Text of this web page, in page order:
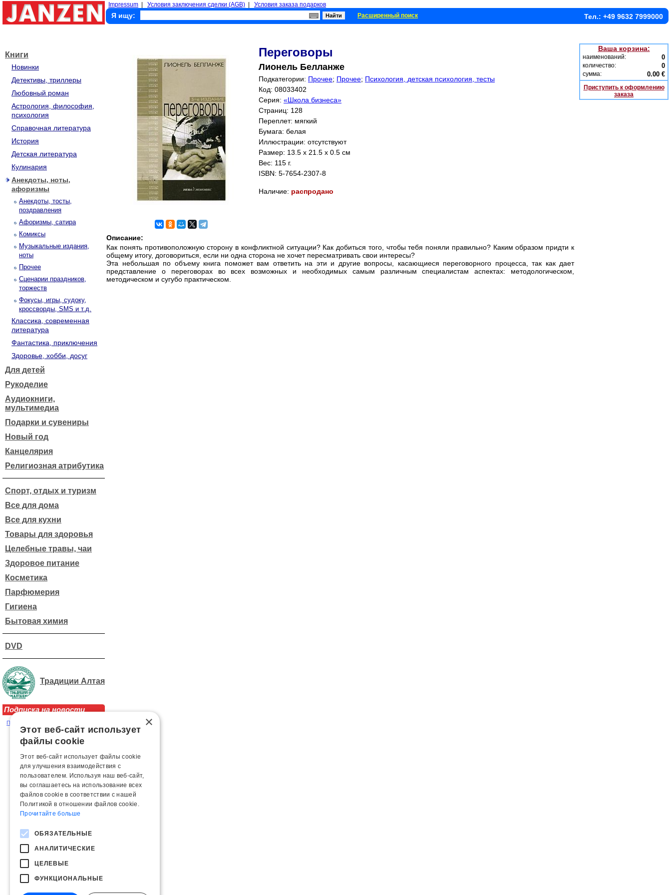
Impressum Условия заключения сделки (AGB) Условия заказа подарков
Я ищу: Расширенный поиск Тел.: +49 9632 7999000
Книги
Новинки
Детективы, триллеры
Любовный роман
Астрология, философия,
психология
Справочная литература
История
Детская литература
Кулинария
Анекдоты, ноты,
афоризмы
Анекдоты, тосты,
поздравления
Афоризмы, сатира
Комиксы
Музыкальные издания,
ноты
Прочее
Сценарии праздников,
торжеств
Фокусы, игры, судоку,
кроссворды, SMS и т.д.
Классика, современная
литература
Фантастика, приключения
Здоровье, хобби, досуг
Для детей
Рукоделие
Аудиокниги,
мультимедиа
Подарки и сувениры
Новый год
Канцелярия
Религиозная атрибутика
Спорт, отдых и туризм
Все для дома
Все для кухни
Товары для здоровья
Целебные травы, чаи
Здоровое питание
Косметика
Парфюмерия
Гигиена
Бытовая химия
DVD
Традиции Алтая
Подписка на новости
Подписаться на рассылку новостей
Переговоры
Лионель Белланже
Подкатегории: Прочее; Прочее; Психология, детская психология, тесты
Код: 08033402
Серия: «Школа бизнеса»
Страниц: 128
Переплет: мягкий
Бумага: белая
Иллюстрации: отсутствуют
Размер: 13.5 x 21.5 x 0.5 см
Вес: 115 г.
ISBN: 5-7654-2307-8
Наличие: распродано
Описание:
Как понять противоположную сторону в конфликтной ситуации? Как добиться того, чтобы тебя поняли правильно? Каким образом придти к
общему итогу, договориться, если ни одна сторона не хочет пересматривать свои интересы?
Эта небольшая по объему книга поможет вам ответить на эти и другие вопросы, касающиеся переговорного процесса, так как дает
представление о переговорах во всех возможных и необходимых самым различным специалистам аспектах: методологическом,
методическом и сугубо практическом.
Ваша корзина:
наименований: 0
количество: 0
сумма: 0.00 €
Приступить к оформлению
заказа
×
Этот веб-сайт использует
файлы cookie
Этот веб-сайт использует файлы cookie
для улучшения взаимодействия с
пользователем. Используя наш веб-сайт,
вы соглашаетесь на использование всех
файлов cookie в соответствии с нашей
Политикой в ​​отношении файлов cookie.
Прочитайте больше
ОБЯЗАТЕЛЬНЫЕ
АНАЛИТИЧЕСКИЕ
ЦЕЛЕВЫЕ
ФУНКЦИОНАЛЬНЫЕ